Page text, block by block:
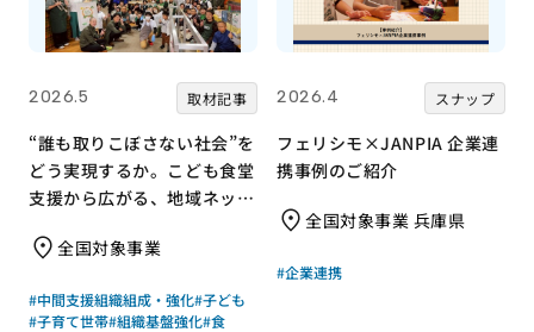
2026.5 取材記事
“誰も取りこぼさない社会”を
どう実現するか。こども食堂
支援から広がる、地域ネット
全国対象事業
#中間支援組織組成・強化#子ども
#子育て世帯#組織基盤強化#食
2026.4 スナップ
フェリシモ×JANPIA 企業連
携事例のご紹介
全国対象事業 兵庫県
#企業連携